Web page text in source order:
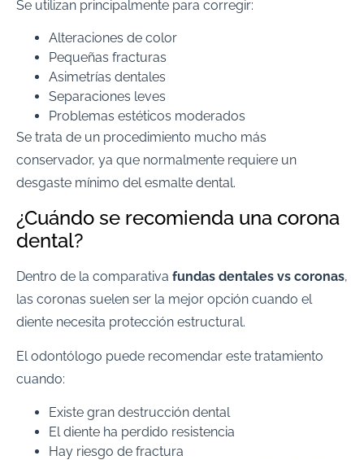
Se utilizan principalmente para corregir:
Alteraciones de color
Pequeñas fracturas
Asimetrías dentales
Separaciones leves
Problemas estéticos moderados
Se trata de un procedimiento mucho más
conservador, ya que normalmente requiere un
desgaste mínimo del esmalte dental.
¿Cuándo se recomienda una corona
dental?
Dentro de la comparativa fundas dentales vs coronas,
las coronas suelen ser la mejor opción cuando el
diente necesita protección estructural.
El odontólogo puede recomendar este tratamiento
cuando:
Existe gran destrucción dental
El diente ha perdido resistencia
Hay riesgo de fractura